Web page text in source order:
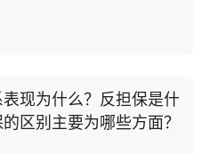
现为什么？反担保是什
区别主要为哪些方面？